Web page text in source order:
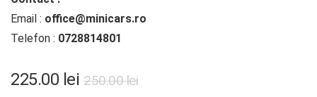
Email : office@minicars.ro
Telefon : 0728814801
250.00lei
225.00 lei